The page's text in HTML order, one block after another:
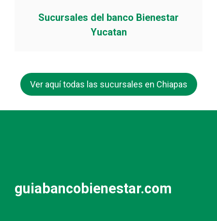
Sucursales del banco Bienestar
Yucatan
Ver aquí todas las sucursales en Chiapas
guiabancobienestar.com